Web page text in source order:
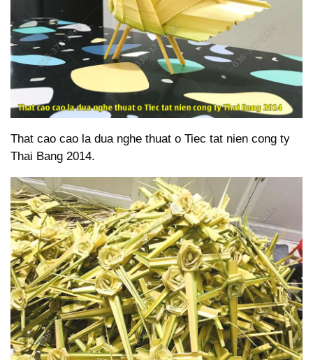
That cao cao la dua nghe thuat o Tiec tat nien cong ty
Thai Bang 2014.